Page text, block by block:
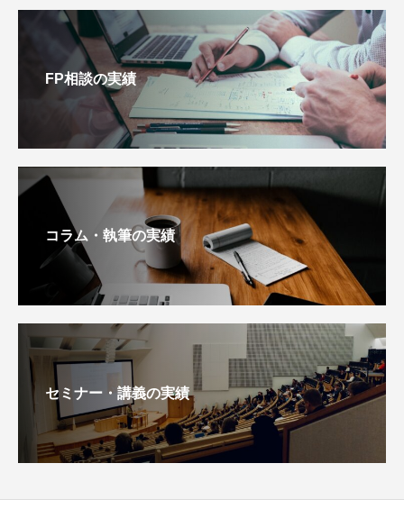
FP相談の実績
コラム・執筆の実績
セミナー・講義の実績